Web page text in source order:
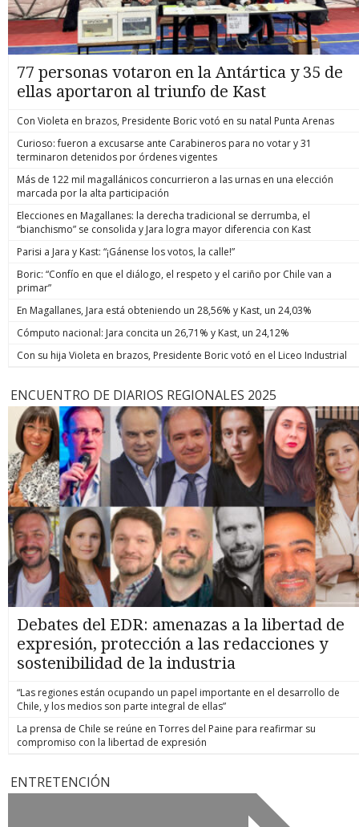
77 personas votaron en la Antártica y 35 de
ellas aportaron al triunfo de Kast
Con Violeta en brazos, Presidente Boric votó en su natal Punta Arenas
Curioso: fueron a excusarse ante Carabineros para no votar y 31
terminaron detenidos por órdenes vigentes
Más de 122 mil magallánicos concurrieron a las urnas en una elección
marcada por la alta participación
Elecciones en Magallanes: la derecha tradicional se derrumba, el
“bianchismo” se consolida y Jara logra mayor diferencia con Kast
Parisi a Jara y Kast: “¡Gánense los votos, la calle!”
Boric: “Confío en que el diálogo, el respeto y el cariño por Chile van a
primar”
En Magallanes, Jara está obteniendo un 28,56% y Kast, un 24,03%
Cómputo nacional: Jara concita un 26,71% y Kast, un 24,12%
Con su hija Violeta en brazos, Presidente Boric votó en el Liceo Industrial
ENCUENTRO DE DIARIOS REGIONALES 2025
Debates del EDR: amenazas a la libertad de
expresión, protección a las redacciones y
sostenibilidad de la industria
“Las regiones están ocupando un papel importante en el desarrollo de
Chile, y los medios son parte integral de ellas”
La prensa de Chile se reúne en Torres del Paine para reafirmar su
compromiso con la libertad de expresión
ENTRETENCIÓN